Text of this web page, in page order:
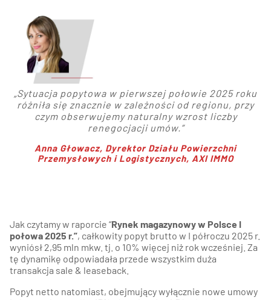
Sytuacja popytowa w pierwszej połowie 2025 roku
różniła się znacznie w zależności od regionu, przy
czym obserwujemy naturalny wzrost liczby
renegocjacji umów.”
Anna Głowacz, Dyrektor Działu Powierzchni
Przemysłowych i Logistycznych, AXI IMMO
Jak czytamy w raporcie “Rynek magazynowy w Polsce I
połowa 2025 r.”, całkowity popyt brutto w I półroczu 2025 r.
wyniósł 2,95 mln mkw. tj. o 10% więcej niż rok wcześniej. Za
tę dynamikę odpowiadała przede wszystkim duża
transakcja sale & leaseback.
Popyt netto natomiast, obejmujący wyłącznie nowe umowy